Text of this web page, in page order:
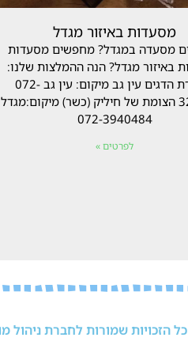
מסעדות באיזור מגדל
מסעדה במגדל? מחפשים מסעדות
באיזור מגדל? הנה ההמלצות שלנו:
מסעדת הדגים עין גב מיקום: עין גב 072-
3281340 הצומת של חיליק (כשר) מיקום:מגדל
072-3940484
לפרטים »